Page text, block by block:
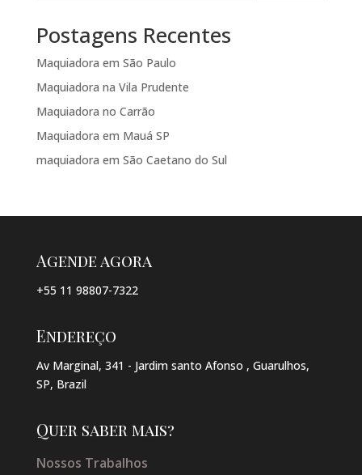
Postagens Recentes
Maquiadora em São Paulo
Maquiadora na Vila Prudente
Maquiadora no Carrão
Maquiadora em Mauá SP
maquiadora em São Caetano do Sul
Agende agora
+55 11 98807-7322
Endereço
Av Marginal, 341 - Jardim santo Afonso , Guarulhos,
SP, Brazil
Quer saber mais?
Nossos Trabalhos